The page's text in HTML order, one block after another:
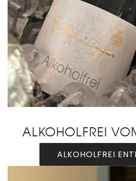
ALKOHOLFREI
ALKOHOLFREI